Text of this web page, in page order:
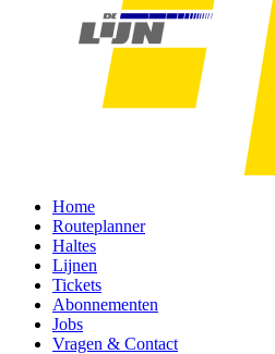
Home
Routeplanner
Haltes
Lijnen
Tickets
Abonnementen
Jobs
Vragen & Contact